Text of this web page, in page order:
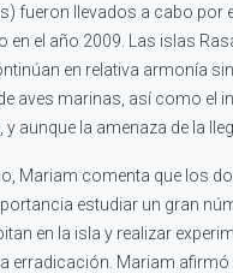
fueron llevados a cabo por
en el año 2009. Las islas
en relativa armonía
aves marinas, así como el
y aunque la amenaza de la
Mariam comenta que los
estudiar un gran
en la isla y realizar
erradicación. Mariam